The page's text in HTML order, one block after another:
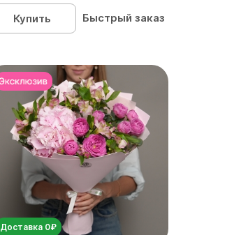
Купить
Быстрый заказ
Доставка 0₽